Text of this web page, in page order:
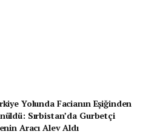
Yolunda Facianın Eşiğinden
Sırbistan’da Gurbetçi
Aracı Alev Aldı